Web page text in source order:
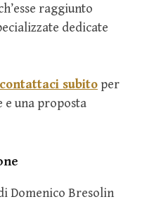
raggiunto
dedicate
contattaci subito per
e una proposta
Domenico Bresolin